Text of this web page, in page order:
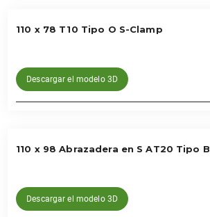
110 x 78 T10 Tipo O S-Clamp
Descargar el modelo 3D
110 x 98 Abrazadera en S AT20 Tipo B
Descargar el modelo 3D